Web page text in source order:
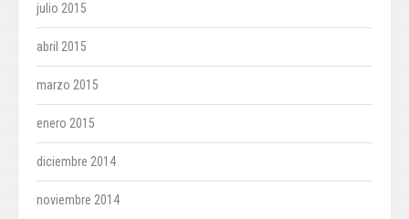
julio 2015
abril 2015
marzo 2015
enero 2015
diciembre 2014
noviembre 2014